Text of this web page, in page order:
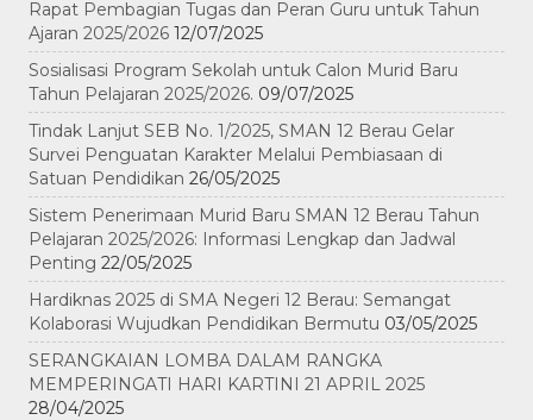
Rapat Pembagian Tugas dan Peran Guru untuk Tahun
Ajaran 2025/2026 12/07/2025
Sosialisasi Program Sekolah untuk Calon Murid Baru
Tahun Pelajaran 2025/2026. 09/07/2025
Tindak Lanjut SEB No. 1/2025, SMAN 12 Berau Gelar
Survei Penguatan Karakter Melalui Pembiasaan di
Satuan Pendidikan 26/05/2025
Sistem Penerimaan Murid Baru SMAN 12 Berau Tahun
Pelajaran 2025/2026: Informasi Lengkap dan Jadwal
Penting 22/05/2025
Hardiknas 2025 di SMA Negeri 12 Berau: Semangat
Kolaborasi Wujudkan Pendidikan Bermutu 03/05/2025
SERANGKAIAN LOMBA DALAM RANGKA
MEMPERINGATI HARI KARTINI 21 APRIL 2025
28/04/2025